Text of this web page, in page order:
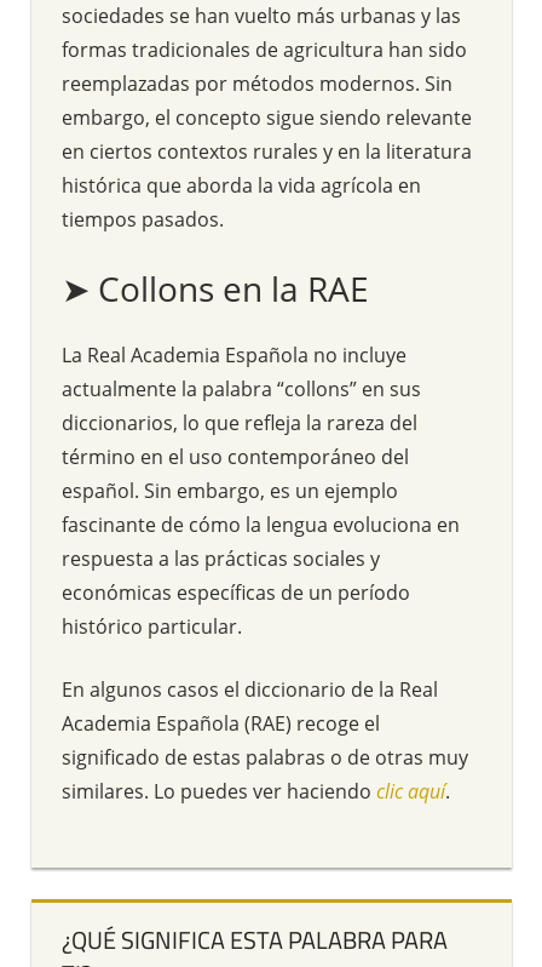
sociedades se han vuelto más urbanas y las
formas tradicionales de agricultura han sido
reemplazadas por métodos modernos. Sin
embargo, el concepto sigue siendo relevante
en ciertos contextos rurales y en la literatura
histórica que aborda la vida agrícola en
tiempos pasados.
➤ Collons en la RAE
La Real Academia Española no incluye
actualmente la palabra “collons” en sus
diccionarios, lo que refleja la rareza del
término en el uso contemporáneo del
español. Sin embargo, es un ejemplo
fascinante de cómo la lengua evoluciona en
respuesta a las prácticas sociales y
económicas específicas de un período
histórico particular.
En algunos casos el diccionario de la Real
Academia Española (RAE) recoge el
significado de estas palabras o de otras muy
similares. Lo puedes ver haciendo clic aquí.
¿QUÉ SIGNIFICA ESTA PALABRA PARA